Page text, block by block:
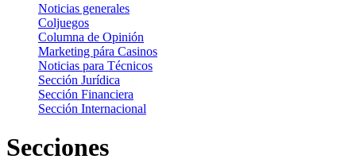
Noticias generales
Coljuegos
Columna de Opinión
Marketing pára Casinos
Noticias para Técnicos
Sección Jurídica
Sección Financiera
Sección Internacional
Secciones